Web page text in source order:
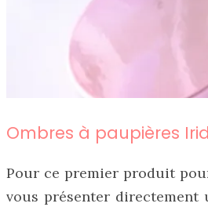
Ombres à paupières
Pour ce premier produit
vous présenter directement